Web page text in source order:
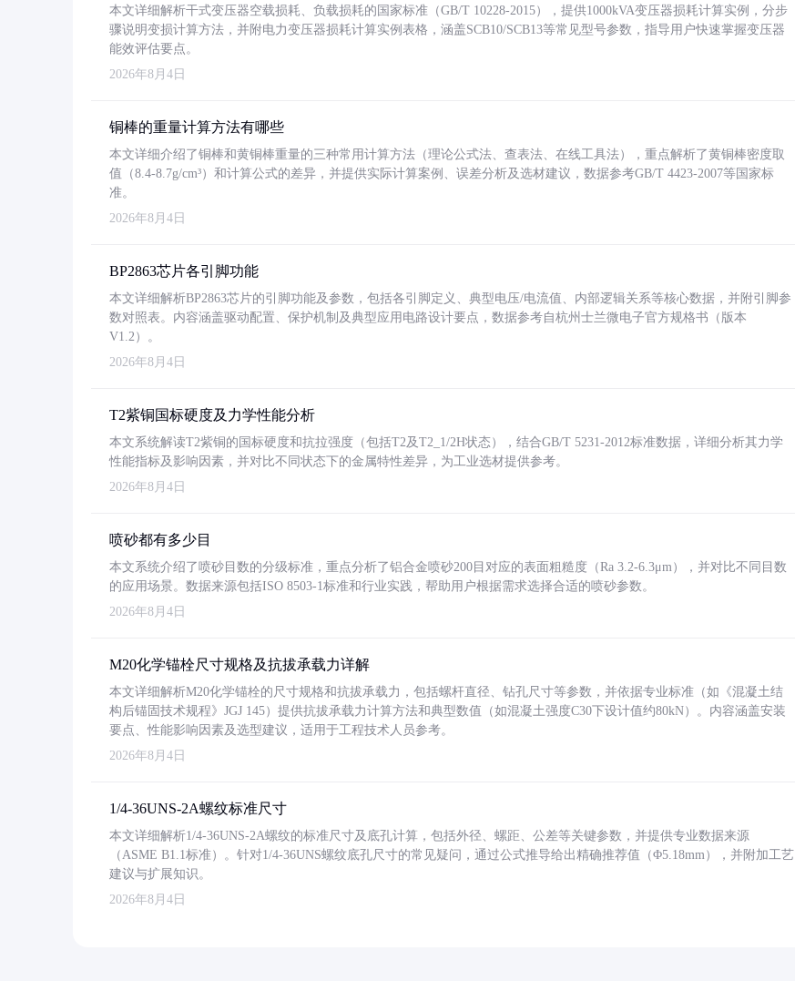
本文详细解析干式变压器空载损耗、负载损耗的国家标准（GB/T 10228-2015），提供1000kVA变压器损耗计算实例，分步
骤说明变损计算方法，并附电力变压器损耗计算实例表格，涵盖SCB10/SCB13等常见型号参数，指导用户快速掌握变压器
能效评估要点。
2026年8月4日
铜棒的重量计算方法有哪些
本文详细介绍了铜棒和黄铜棒重量的三种常用计算方法（理论公式法、查表法、在线工具法），重点解析了黄铜棒密度取
值（8.4-8.7g/cm³）和计算公式的差异，并提供实际计算案例、误差分析及选材建议，数据参考GB/T 4423-2007等国家标
准。
2026年8月4日
BP2863芯片各引脚功能
本文详细解析BP2863芯片的引脚功能及参数，包括各引脚定义、典型电压/电流值、内部逻辑关系等核心数据，并附引脚参
数对照表。内容涵盖驱动配置、保护机制及典型应用电路设计要点，数据参考自杭州士兰微电子官方规格书（版本
V1.2）。
2026年8月4日
T2紫铜国标硬度及力学性能分析
本文系统解读T2紫铜的国标硬度和抗拉强度（包括T2及T2_1/2H状态），结合GB/T 5231-2012标准数据，详细分析其力学
性能指标及影响因素，并对比不同状态下的金属特性差异，为工业选材提供参考。
2026年8月4日
喷砂都有多少目
本文系统介绍了喷砂目数的分级标准，重点分析了铝合金喷砂200目对应的表面粗糙度（Ra 3.2-6.3μm），并对比不同目数
的应用场景。数据来源包括ISO 8503-1标准和行业实践，帮助用户根据需求选择合适的喷砂参数。
2026年8月4日
M20化学锚栓尺寸规格及抗拔承载力详解
本文详细解析M20化学锚栓的尺寸规格和抗拔承载力，包括螺杆直径、钻孔尺寸等参数，并依据专业标准（如《混凝土结
构后锚固技术规程》JGJ 145）提供抗拔承载力计算方法和典型数值（如混凝土强度C30下设计值约80kN）。内容涵盖安装
要点、性能影响因素及选型建议，适用于工程技术人员参考。
2026年8月4日
1/4-36UNS-2A螺纹标准尺寸
本文详细解析1/4-36UNS-2A螺纹的标准尺寸及底孔计算，包括外径、螺距、公差等关键参数，并提供专业数据来源
（ASME B1.1标准）。针对1/4-36UNS螺纹底孔尺寸的常见疑问，通过公式推导给出精确推荐值（Φ5.18mm），并附加工艺
建议与扩展知识。
2026年8月4日